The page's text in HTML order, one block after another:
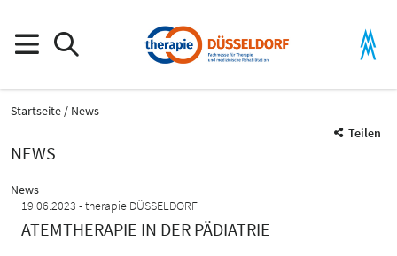
Startseite
News
Teilen
NEWS
News
19.06.2023
therapie DÜSSELDORF
ATEMTHERAPIE IN DER PÄDIATRIE